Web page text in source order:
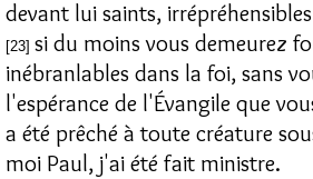
devant lui saints,
[23] si du moins vous demeurez
inébranlables dans la foi, sans
l'espérance de l'Évangile que
a été prêché à toute créature
moi Paul, j'ai été fait ministre.